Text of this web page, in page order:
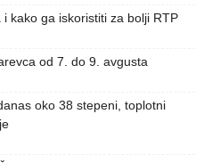
kako ga iskoristiti za bolji RTP
od 7. do 9. avgusta
oko 38 stepeni, toplotni